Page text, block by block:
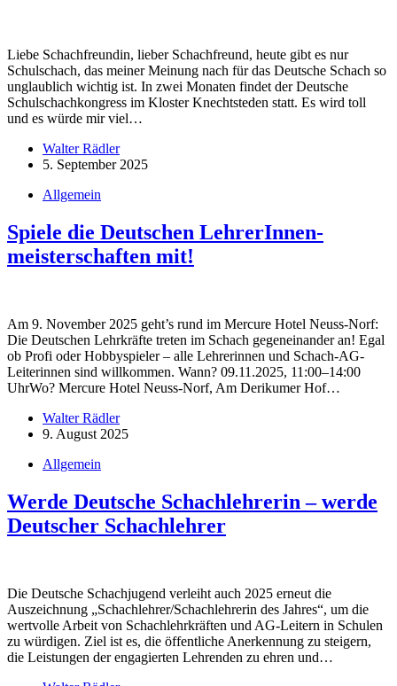
Liebe Schachfreundin, lieber Schachfreund, heute gibt es nur
Schulschach, das meiner Meinung nach für das Deutsche Schach so
unglaublich wichtig ist. In zwei Monaten findet der Deutsche
Schulschachkongress im Kloster Knechtsteden statt. Es wird toll
und es würde mir viel…
Walter Rädler
5. September 2025
Allgemein
Spiele die Deutschen LehrerInnen-
meisterschaften mit!
Am 9. November 2025 geht’s rund im Mercure Hotel Neuss-Norf:
Die Deutschen Lehrkräfte treten im Schach gegeneinander an! Egal
ob Profi oder Hobbyspieler – alle Lehrerinnen und Schach-AG-
Leiterinnen sind willkommen. Wann? 09.11.2025, 11:00–14:00
UhrWo? Mercure Hotel Neuss-Norf, Am Derikumer Hof…
Walter Rädler
9. August 2025
Allgemein
Werde Deutsche Schachlehrerin – werde
Deutscher Schachlehrer
Die Deutsche Schachjugend verleiht auch 2025 erneut die
Auszeichnung „Schachlehrer/Schachlehrerin des Jahres“, um die
wertvolle Arbeit von Schachlehrkräften und AG-Leitern in Schulen
zu würdigen. Ziel ist es, die öffentliche Anerkennung zu steigern,
die Leistungen der engagierten Lehrenden zu ehren und…